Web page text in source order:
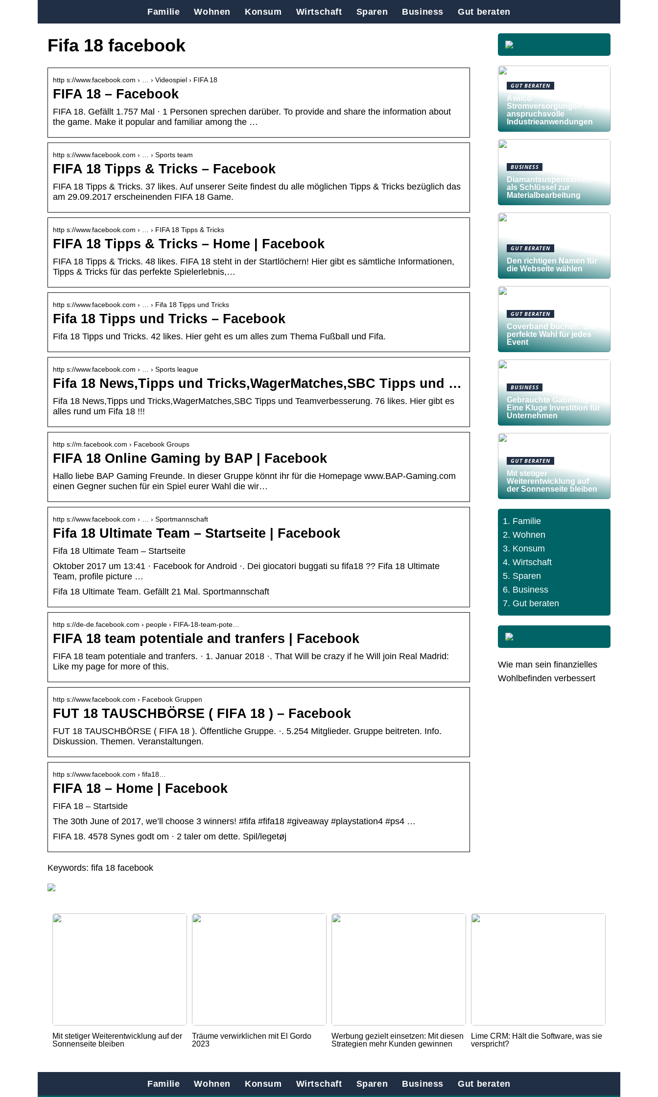
Familie Wohnen Konsum Wirtschaft Sparen Business Gut beraten
Fifa 18 facebook
http s://www.facebook.com › … › Videospiel › FIFA 18
FIFA 18 – Facebook
FIFA 18. Gefällt 1.757 Mal · 1 Personen sprechen darüber. To provide and share the information about
the game. Make it popular and familiar among the …
http s://www.facebook.com › … › Sports team
FIFA 18 Tipps & Tricks – Facebook
FIFA 18 Tipps & Tricks. 37 likes. Auf unserer Seite findest du alle möglichen Tipps & Tricks bezüglich das
am 29.09.2017 erscheinenden FIFA 18 Game.
http s://www.facebook.com › … › FIFA 18 Tipps & Tricks
FIFA 18 Tipps & Tricks – Home | Facebook
FIFA 18 Tipps & Tricks. 48 likes. FIFA 18 steht in der Startlöchern! Hier gibt es sämtliche Informationen,
Tipps & Tricks für das perfekte Spielerlebnis,…
http s://www.facebook.com › … › Fifa 18 Tipps und Tricks
Fifa 18 Tipps und Tricks – Facebook
Fifa 18 Tipps und Tricks. 42 likes. Hier geht es um alles zum Thema Fußball und Fifa.
http s://www.facebook.com › … › Sports league
Fifa 18 News,Tipps und Tricks,WagerMatches,SBC Tipps und …
Fifa 18 News,Tipps und Tricks,WagerMatches,SBC Tipps und Teamverbesserung. 76 likes. Hier gibt es
alles rund um Fifa 18 !!!
http s://m.facebook.com › Facebook Groups
FIFA 18 Online Gaming by BAP | Facebook
Hallo liebe BAP Gaming Freunde. In dieser Gruppe könnt ihr für die Homepage www.BAP-Gaming.com
einen Gegner suchen für ein Spiel eurer Wahl die wir…
http s://www.facebook.com › … › Sportmannschaft
Fifa 18 Ultimate Team – Startseite | Facebook
Fifa 18 Ultimate Team – Startseite
Oktober 2017 um 13:41 · Facebook for Android ·. Dei giocatori buggati su fifa18 ?? Fifa 18 Ultimate
Team, profile picture …
Fifa 18 Ultimate Team. Gefällt 21 Mal. Sportmannschaft
http s://de-de.facebook.com › people › FIFA-18-team-pote…
FIFA 18 team potentiale and tranfers | Facebook
FIFA 18 team potentiale and tranfers. · 1. Januar 2018 ·. That Will be crazy if he Will join Real Madrid:
Like my page for more of this.
http s://www.facebook.com › Facebook Gruppen
FUT 18 TAUSCHBÖRSE ( FIFA 18 ) – Facebook
FUT 18 TAUSCHBÖRSE ( FIFA 18 ). Öffentliche Gruppe. ·. 5.254 Mitglieder. Gruppe beitreten. Info.
Diskussion. Themen. Veranstaltungen.
http s://www.facebook.com › fifa18…
FIFA 18 – Home | Facebook
FIFA 18 – Startside
The 30th June of 2017, we’ll choose 3 winners! #fifa #fifa18 #giveaway #playstation4 #ps4 …
FIFA 18. 4578 Synes godt om · 2 taler om dette. Spil/legetøj
Keywords: fifa 18 facebook
GUT BERATEN
Awilco
Stromversorgungen für
anspruchsvolle
Industrieanwendungen
BUSINESS
Diamantsuspensionen
als Schlüssel zur
Materialbearbeitung
GUT BERATEN
Den richtigen Namen für
die Webseite wählen
GUT BERATEN
Coverband buchen: Die
perfekte Wahl für jedes
Event
BUSINESS
Gebrauchte Gabelstapler:
Eine Kluge Investition für
Unternehmen
GUT BERATEN
Mit stetiger
Weiterentwicklung auf
der Sonnenseite bleiben
Familie
Wohnen
Konsum
Wirtschaft
Sparen
Business
Gut beraten
Wie man sein finanzielles
Wohlbefinden verbessert
Mit stetiger Weiterentwicklung auf der
Sonnenseite bleiben
Träume verwirklichen mit El Gordo
2023
Werbung gezielt einsetzen: Mit diesen
Strategien mehr Kunden gewinnen
Lime CRM: Hält die Software, was sie
verspricht?
Familie Wohnen Konsum Wirtschaft Sparen Business Gut beraten